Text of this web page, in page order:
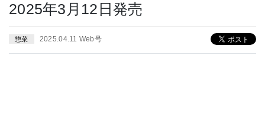
2025年3月12日発売
惣菜 2025.04.11 Web号